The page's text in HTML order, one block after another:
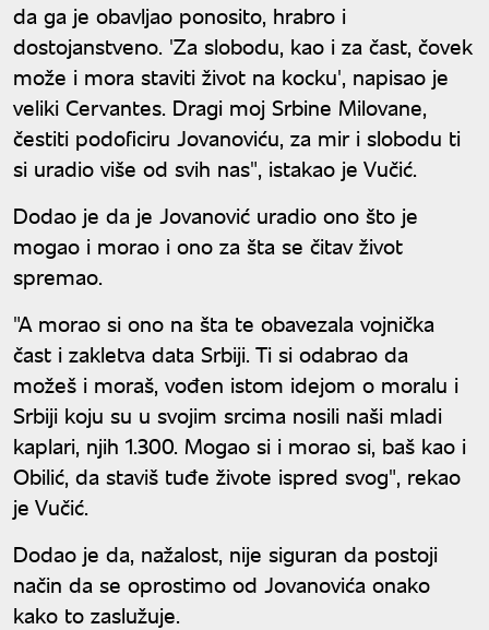
da ga je obavljao ponosito, hrabro i
dostojanstveno. 'Za slobodu, kao i za čast, čovek
može i mora staviti život na kocku', napisao je
veliki Cervantes. Dragi moj Srbine Milovane,
čestiti podoficiru Jovanoviću, za mir i slobodu ti
si uradio više od svih nas", istakao je Vučić.
Dodao je da je Jovanović uradio ono što je
mogao i morao i ono za šta se čitav život
spremao.
"A morao si ono na šta te obavezala vojnička
čast i zakletva data Srbiji. Ti si odabrao da
možeš i moraš, vođen istom idejom o moralu i
Srbiji koju su u svojim srcima nosili naši mladi
kaplari, njih 1.300. Mogao si i morao si, baš kao i
Obilić, da staviš tuđe živote ispred svog", rekao
je Vučić.
Dodao je da, nažalost, nije siguran da postoji
način da se oprostimo od Jovanovića onako
kako to zaslužuje.